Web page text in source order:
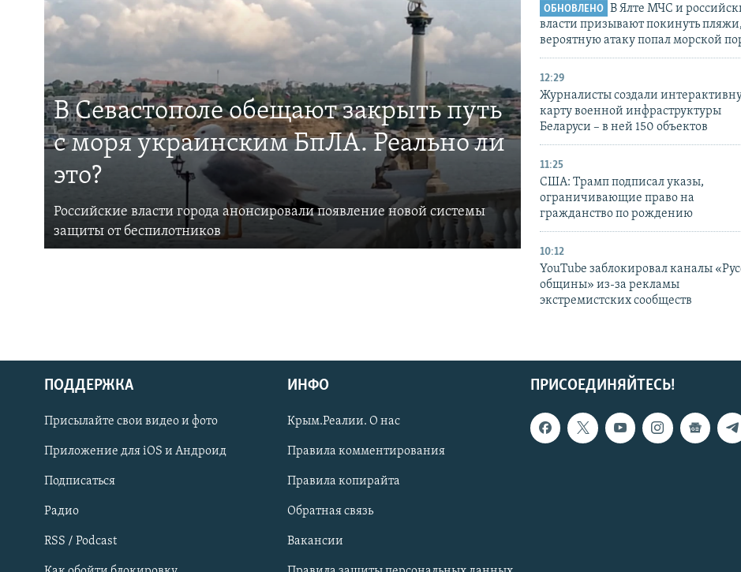
Українською
Qırımtatar
ПРИСОЕДИНЯЙТЕСЬ!
В Севастополе обещают закрыть путь
с моря украинским БпЛА. Реально ли
это?
Российские власти города анонсировали появление новой системы
защиты от беспилотников
ОБНОВЛЕНО
В Ялте МЧС и
власти призывают покинуть
вероятную атаку попал морской
12:29
Журналисты создали
карту военной инфраструктуры
Беларуси – в ней 150 объектов
11:25
США: Трамп подписал указы,
ограничивающие право на
гражданство по рождению
10:12
YouTube заблокировал каналы
общины» из-за рекламы
экстремистских сообществ
ПРИСОЕДИНЯЙТЕСЬ!
ПОДДЕРЖКА
Присылайте свои видео и фото
Приложение для iOS и Андроид
Подписаться
Радио
RSS / Podcast
ИНФО
Крым.Реалии. О нас
Правила комментирования
Правила копирайта
Обратная связь
Вакансии